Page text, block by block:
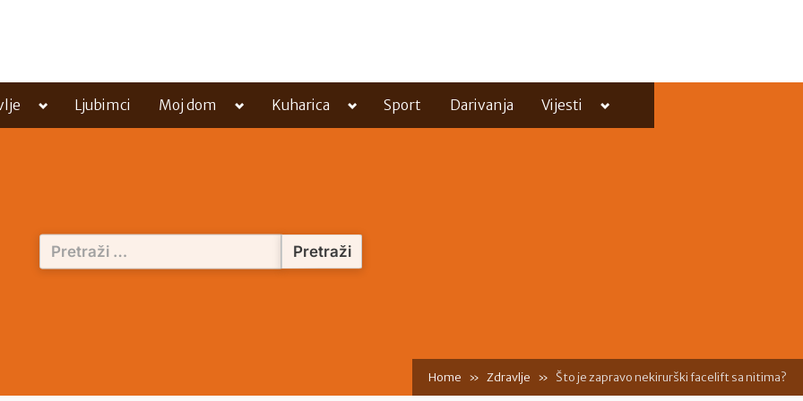
Toggle
menu
Ljubimci Moj dom
Toggle
menu
Kuharica
Toggle
menu
Sport Darivanja Vijesti
Toggle
menu
Pretraži:
Home Zdravlje Što je zapravo nekirurški facelift sa nitima?